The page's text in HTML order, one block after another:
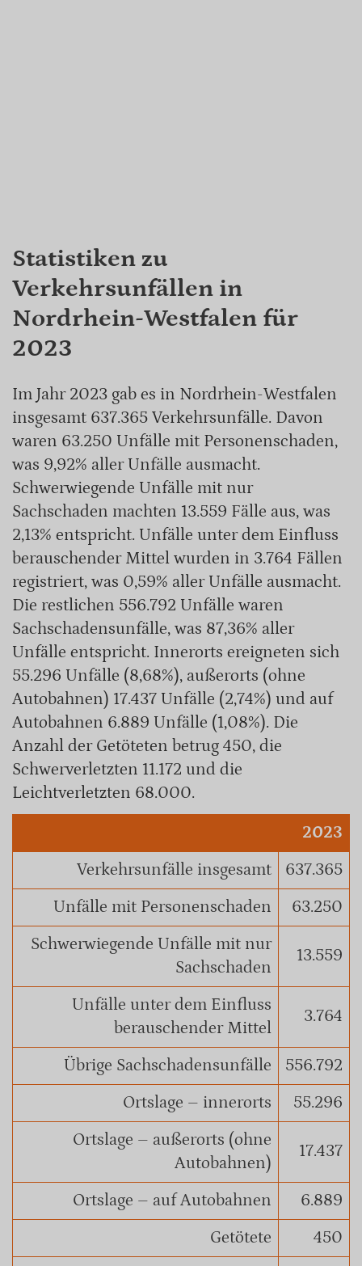
Statistiken zu
Verkehrsunfällen in
Nordrhein-Westfalen für
2023
Im Jahr 2023 gab es in Nordrhein-Westfalen
insgesamt 637.365 Verkehrsunfälle. Davon
waren 63.250 Unfälle mit Personenschaden,
was 9,92% aller Unfälle ausmacht.
Schwerwiegende Unfälle mit nur
Sachschaden machten 13.559 Fälle aus, was
2,13% entspricht. Unfälle unter dem Einfluss
berauschender Mittel wurden in 3.764 Fällen
registriert, was 0,59% aller Unfälle ausmacht.
Die restlichen 556.792 Unfälle waren
Sachschadensunfälle, was 87,36% aller
Unfälle entspricht. Innerorts ereigneten sich
55.296 Unfälle (8,68%), außerorts (ohne
Autobahnen) 17.437 Unfälle (2,74%) und auf
Autobahnen 6.889 Unfälle (1,08%). Die
Anzahl der Getöteten betrug 450, die
Schwerverletzten 11.172 und die
Leichtverletzten 68.000.
2023
Verkehrsunfälle insgesamt
637.365
Unfälle mit Personenschaden
63.250
Schwerwiegende Unfälle mit nur
Sachschaden
13.559
Unfälle unter dem Einfluss
berauschender Mittel
3.764
Übrige Sachschadensunfälle
556.792
Ortslage – innerorts
55.296
Ortslage – außerorts (ohne
Autobahnen)
17.437
Ortslage – auf Autobahnen
6.889
Getötete
450